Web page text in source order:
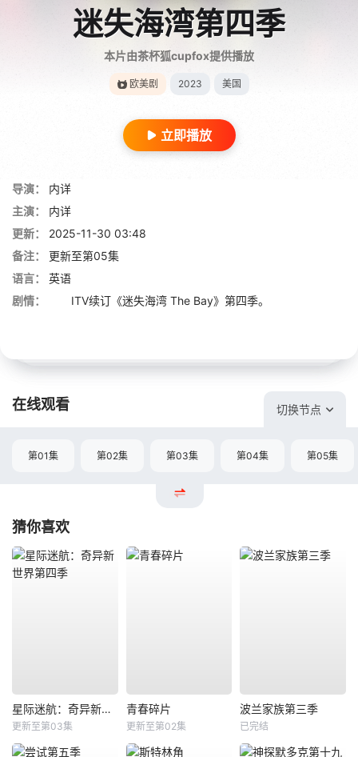
迷失海湾第四季
本片由茶杯狐cupfox提供播放
欧美剧 2023 美国
立即播放
导演：
内详
主演：
内详
更新：
2025-11-30 03:48
备注：
更新至第05集
语言：
英语
剧情：
ITV续订《迷失海湾 The Bay》第四季。
在线观看 切换节点
第01集 第02集 第03集 第04集 第05集
猜你喜欢
星际迷航：奇异新世界第四季
更新至第03集
青春碎片
更新至第02集
波兰家族第三季
已完结